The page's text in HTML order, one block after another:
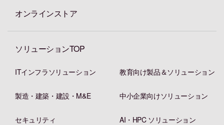
オンラインストア
ソリューションTOP
ITインフラソリューション 教育向け製品＆ソリューション
製造・建築・建設・M&E 中小企業向けソリューション
セキュリティ AI・HPC ソリューション